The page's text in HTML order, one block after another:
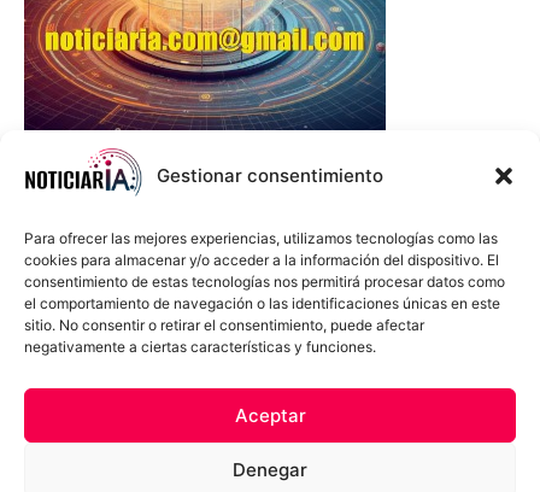
Gestionar consentimiento
Para ofrecer las mejores experiencias, utilizamos tecnologías como las
cookies para almacenar y/o acceder a la información del dispositivo. El
consentimiento de estas tecnologías nos permitirá procesar datos como
el comportamiento de navegación o las identificaciones únicas en este
sitio. No consentir o retirar el consentimiento, puede afectar
negativamente a ciertas características y funciones.
Aceptar
Denegar
Política de cookies
Términos y Condiciones
Aviso Sobre el Uso de IA
Compromiso Ético con la IA
Propiedad Intelectual